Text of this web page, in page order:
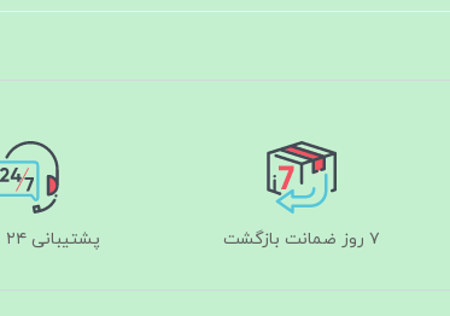
۷ روز ضمانت بازگشت پشتیبانی ۲۴ ساعته